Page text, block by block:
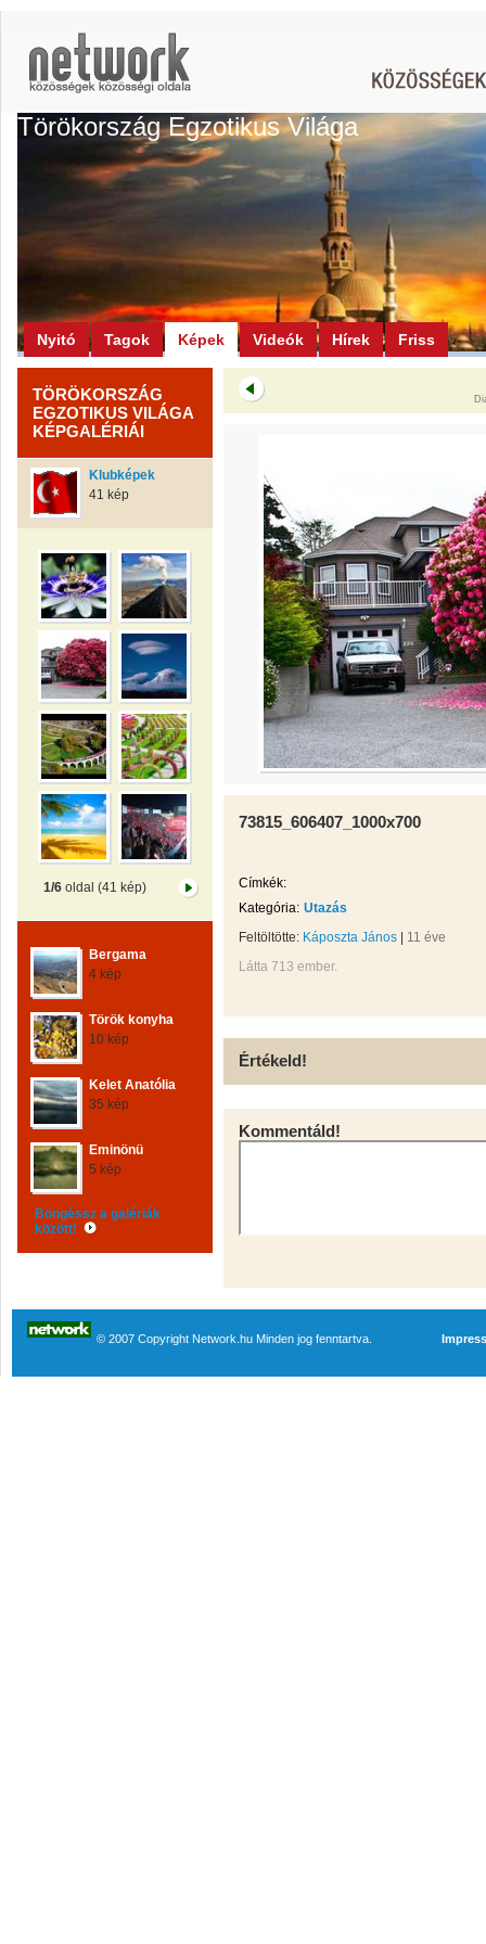
Törökország Egzotikus Világa
Nyitó Tagok Képek Videók Hírek Friss
TÖRÖKORSZÁG
EGZOTIKUS VILÁGA
KÉPGALÉRIÁI
Klubképek
41 kép
1/6oldal (41 kép)
Bergama
4 kép
Török konyha
10 kép
Kelet Anatólia
35 kép
Eminönü
5 kép
Böngéssz a galériák
között!
73815_606407_1000x700
Címkék:
Kategória: Utazás
Feltöltötte: Káposzta János
11 éve
Látta 713 ember.
Értékeld!
Kommentáld!
© 2007 Copyright Network.hu Minden jog fenntartva.